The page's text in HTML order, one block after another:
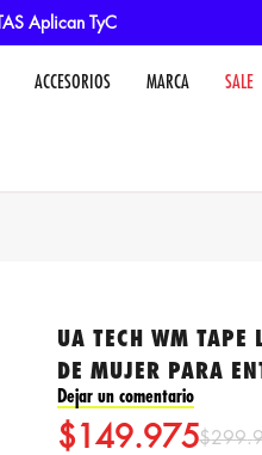
Aplican TyC
ACCESORIOS MARCA SALE
UA TECH WM TAPE
DE MUJER PARA
Dejar un comentario
$ 149.975$299.